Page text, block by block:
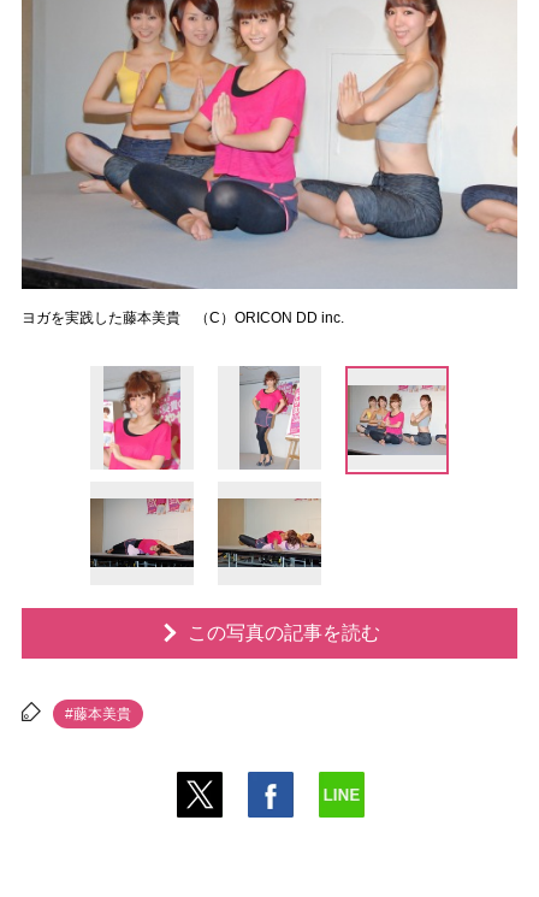
ヨガを実践した藤本美貴 （C）ORICON DD inc.
この写真の記事を読む
#藤本美貴